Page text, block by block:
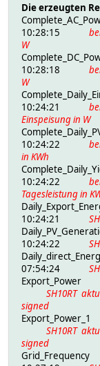
Die erzeugten
10:28:15
W
10:28:18
W
10:24:21
Einspeisung in W
10:24:22
in KWh
10:24:22
Tagesleistung in
10:24:21
10:24:22
07:54:24
SH10RT
signed
SH10RT
signed